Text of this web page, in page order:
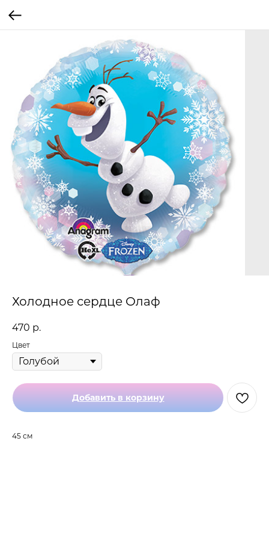
Холодное сердце Олаф
470 р.
Цвет
Добавить в корзину
45 см